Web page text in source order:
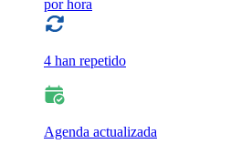
por hora
4 han repetido
Agenda actualizada